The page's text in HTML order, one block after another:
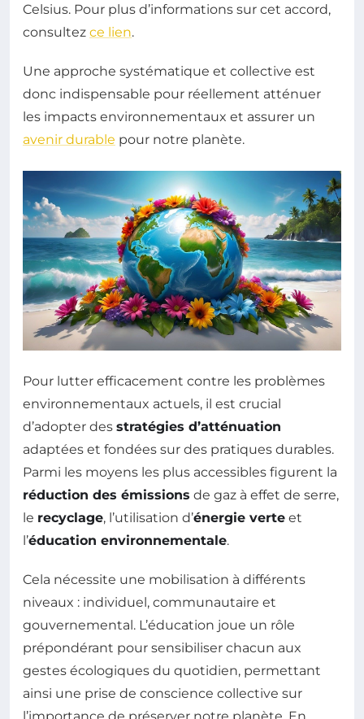
Celsius. Pour plus d’informations sur cet accord,
consultez ce lien.
Une approche systématique et collective est
donc indispensable pour réellement atténuer
les impacts environnementaux et assurer un
avenir durable pour notre planète.
Pour lutter efficacement contre les problèmes
environnementaux actuels, il est crucial
d’adopter des stratégies d’atténuation
adaptées et fondées sur des pratiques durables.
Parmi les moyens les plus accessibles figurent la
réduction des émissions de gaz à effet de serre,
le recyclage, l’utilisation d’énergie verte et
l’éducation environnementale.
Cela nécessite une mobilisation à différents
niveaux : individuel, communautaire et
gouvernemental. L’éducation joue un rôle
prépondérant pour sensibiliser chacun aux
gestes écologiques du quotidien, permettant
ainsi une prise de conscience collective sur